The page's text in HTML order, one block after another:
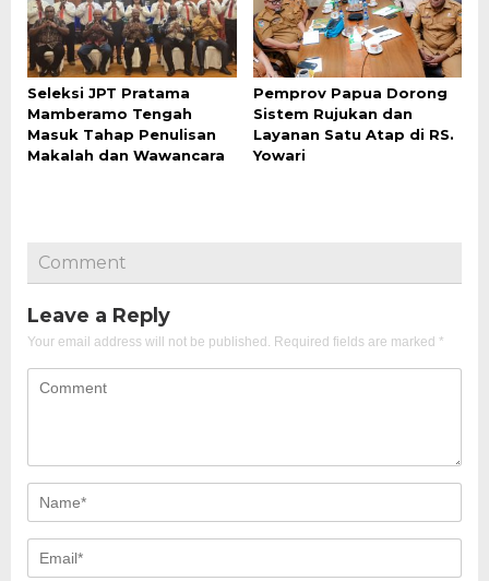
Seleksi JPT Pratama
Mamberamo Tengah
Masuk Tahap Penulisan
Makalah dan Wawancara
Pemprov Papua Dorong
Sistem Rujukan dan
Layanan Satu Atap di RS.
Yowari
Comment
Leave a Reply
Your email address will not be published. Required fields are marked *